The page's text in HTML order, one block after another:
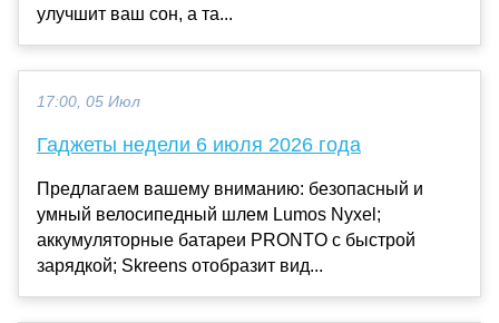
улучшит ваш сон, а та...
17:00, 05 Июл
Гаджеты недели 6 июля 2026 года
Предлагаем вашему вниманию: безопасный и
умный велосипедный шлем Lumos Nyxel;
аккумуляторные батареи PRONTO с быстрой
зарядкой; Skreens отобразит вид...